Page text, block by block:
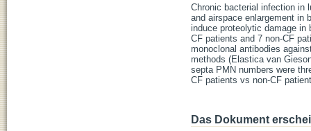
Chronic bacterial infection in
and airspace enlargement in
induce proteolytic damage in
CF patients and 7 non-CF
monoclonal antibodies
methods (Elastica van
septa PMN numbers were
CF patients vs non-CF
Das Dokument